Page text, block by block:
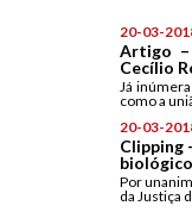
20-03-
Artigo
Cecílio
Já
como a
20-03-
Clipping
biológico
Por
da Justiça